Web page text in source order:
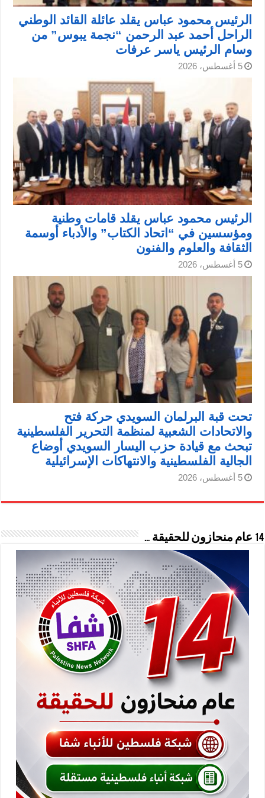
الرئيس محمود عباس يقلد عائلة القائد الوطني
الراحل أحمد عبد الرحمن “نجمة يبوس” من
وسام الرئيس ياسر عرفات
5 أغسطس، 2026
الرئيس محمود عباس يقلد قامات وطنية
ومؤسسين في “اتحاد الكتاب” والأدباء أوسمة
الثقافة والعلوم والفنون
5 أغسطس، 2026
تحت قبة البرلمان السويدي حركة فتح
والاتحادات الشعبية لمنظمة التحرير الفلسطينية
تبحث مع قيادة حزب اليسار السويدي أوضاع
الجالية الفلسطينية والانتهاكات الإسرائيلية
5 أغسطس، 2026
14 عام منحازون للحقيقة …